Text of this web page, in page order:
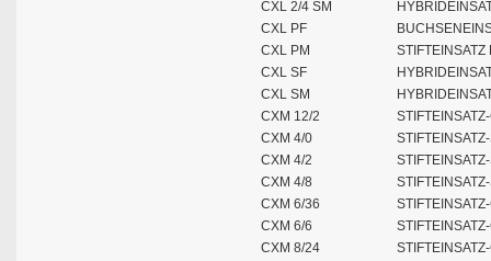
CXL 2/4 SM
CXL PF
CXL PM
STIFTEINSATZ
CXL SF
CXL SM
CXM 12/2
CXM 4/0
CXM 4/2
CXM 4/8
CXM 6/36
CXM 6/6
CXM 8/24